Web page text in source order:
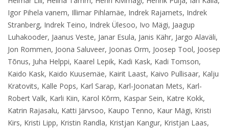
Igor Pihela vanem, Illimar Pihlamäe, Indrek Rajamets, Indrek
Stranberg, Indrek Teino, Indrek Ülesoo, Ivo Mägi, Jaagup
Luhakooder, Jaanus Veste, Janar Esula, Janis Kähr, Jargo Alaväli,
Jon Rommen, Joona Saluveer, Joonas Orm, Joosep Tool, Joosep
Tõnus, Juha Helppi, Kaarel Lepik, Kadi Kask, Kadi Tomson,
Kaido Kask, Kaido Kuusemäe, Kairit Laast, Kaivo Pullisaar, Kalju
Kratovits, Kalle Pops, Karl Sarap, Karl-Joonatan Mets, Karl-
Robert Valk, Karli Kiin, Karol Kõrm, Kaspar Sein, Katre Kokk,
Katrin Rajasalu, Katti Järvsoo, Kaupo Tenno, Kaur Mägi, Kristi
Kirs, Kristi Lipp, Kristin Randla, Kristjan Kangur, Kristjan Laas,